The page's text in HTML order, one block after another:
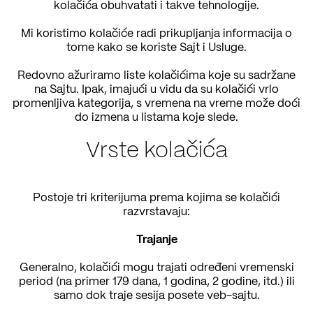
kolačića obuhvatati i takve tehnologije.
Mi koristimo kolačiće radi prikupljanja informacija o
tome kako se koriste Sajt i Usluge.
Redovno ažuriramo liste kolačićima koje su sadržane
na Sajtu. Ipak, imajući u vidu da su kolačići vrlo
promenljiva kategorija, s vremena na vreme može doći
do izmena u listama koje slede.
Vrste kolačića
Postoje tri kriterijuma prema kojima se kolačići
razvrstavaju:
Trajanje
Generalno, kolačići mogu trajati određeni vremenski
period (na primer 179 dana, 1 godina, 2 godine, itd.) ili
samo dok traje sesija posete veb-sajtu.